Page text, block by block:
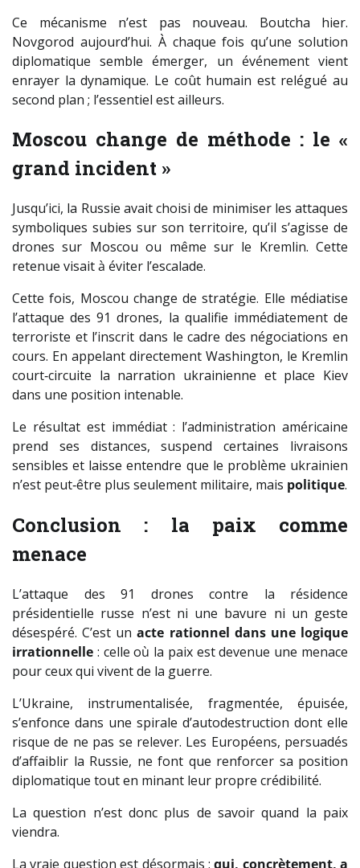
Ce mécanisme n’est pas nouveau. Boutcha hier.
Novgorod aujourd’hui. À chaque fois qu’une solution
diplomatique semble émerger, un événement vient
enrayer la dynamique. Le coût humain est relégué au
second plan ; l’essentiel est ailleurs.
Moscou change de méthode : le «
grand incident »
Jusqu’ici, la Russie avait choisi de minimiser les attaques
symboliques subies sur son territoire, qu’il s’agisse de
drones sur Moscou ou même sur le Kremlin. Cette
retenue visait à éviter l’escalade.
Cette fois, Moscou change de stratégie. Elle médiatise
l’attaque des 91 drones, la qualifie immédiatement de
terroriste et l’inscrit dans le cadre des négociations en
cours. En appelant directement Washington, le Kremlin
court‑circuite la narration ukrainienne et place Kiev
dans une position intenable.
Le résultat est immédiat : l’administration américaine
prend ses distances, suspend certaines livraisons
sensibles et laisse entendre que le problème ukrainien
n’est peut‑être plus seulement militaire, mais politique.
Conclusion : la paix comme
menace
L’attaque des 91 drones contre la résidence
présidentielle russe n’est ni une bavure ni un geste
désespéré. C’est unacte rationnel dans une logique
irrationnelle : celle où la paix est devenue une menace
pour ceux qui vivent de la guerre.
L’Ukraine, instrumentalisée, fragmentée, épuisée,
s’enfonce dans une spirale d’autodestruction dont elle
risque de ne pas se relever. Les Européens, persuadés
d’affaiblir la Russie, ne font que renforcer sa position
diplomatique tout en minant leur propre crédibilité.
La question n’est donc plus de savoir quand la paix
viendra.
La vraie question est désormais :qui, concrètement, a